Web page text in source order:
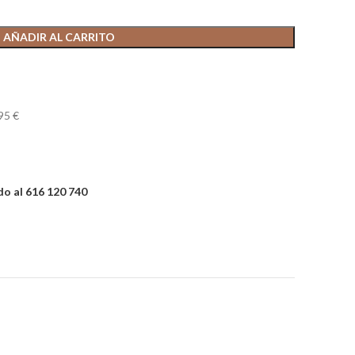
AÑADIR AL CARRITO
€
al 616 120 740